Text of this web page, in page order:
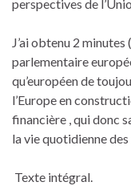
perspectives de
J’ai obtenu 2
parlementaire
qu’européen de
l’Europe en
financière , qui donc
la vie quotidienne
Texte intégral.